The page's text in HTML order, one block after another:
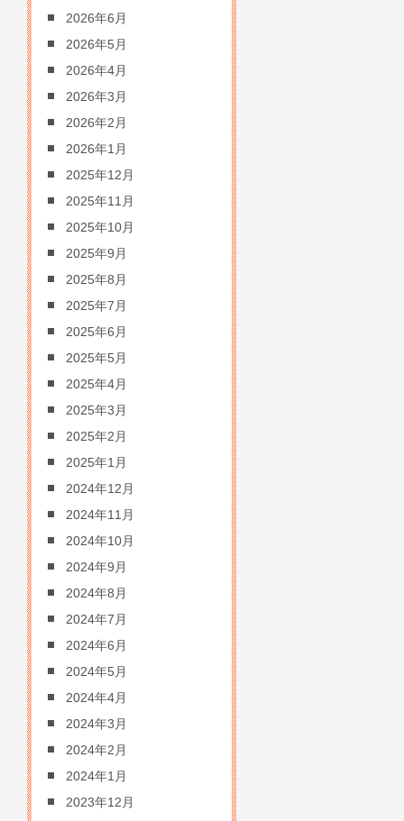
2026年6月
2026年5月
2026年4月
2026年3月
2026年2月
2026年1月
2025年12月
2025年11月
2025年10月
2025年9月
2025年8月
2025年7月
2025年6月
2025年5月
2025年4月
2025年3月
2025年2月
2025年1月
2024年12月
2024年11月
2024年10月
2024年9月
2024年8月
2024年7月
2024年6月
2024年5月
2024年4月
2024年3月
2024年2月
2024年1月
2023年12月